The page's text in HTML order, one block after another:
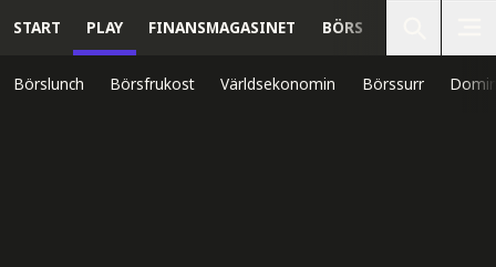
START PLAY FINANSMAGASINET BÖRS
Börslunch Börsfrukost Världsekonomin Börssurr